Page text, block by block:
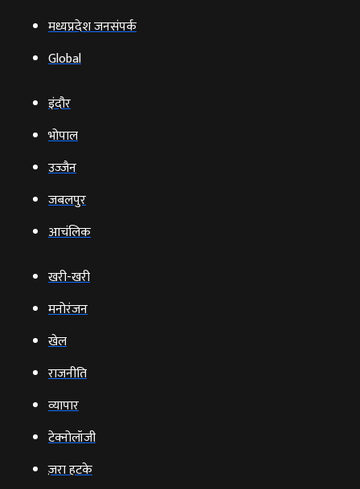
मध्यप्रदेश जनसंपर्क
Global
इंदौर
भोपाल
उज्‍जैन
जबलपुर
आचंलिक
खरी-खरी
मनोरंजन
खेल
राजनीति
व्‍यापार
टेक्‍नोलॉजी
ज़रा हटके